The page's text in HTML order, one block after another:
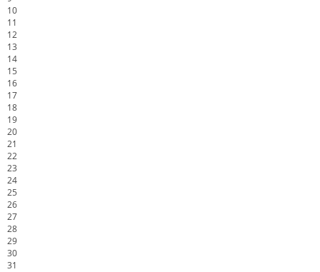
10
11
12
13
14
15
16
17
18
19
20
21
22
23
24
25
26
27
28
29
30
31